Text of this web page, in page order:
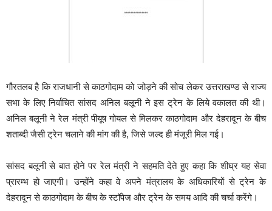
गौरतलब है कि राजधानी से काठगोदाम को जोड़ने की सोच लेकर उत्तराखण्ड से राज्य
सभा के लिए निर्वाचित सांसद अनिल बलूनी ने इस ट्रेन के लिये वकालत की थी।
अनिल बलूनी ने रेल मंत्री पीयूष गोयल से मिलकर काठगोदाम और देहरादून के बीच
शताब्दी जैसी ट्रेन चलाने की मांग की है, जिसे जल्द ही मंजूरी मिल गई।
सांसद बलूनी से बात होने पर रेल मंत्री ने सहमति देते हुए कहा कि शीघ्र यह सेवा
प्रारम्भ हो जाएगी। उन्होंने कहा वे अपने मंत्रालय के अधिकारियों से ट्रेन के
देहरादून से काठगोदाम के बीच के स्टॉपेज और ट्रेन के समय आदि की चर्चा करेंगे।